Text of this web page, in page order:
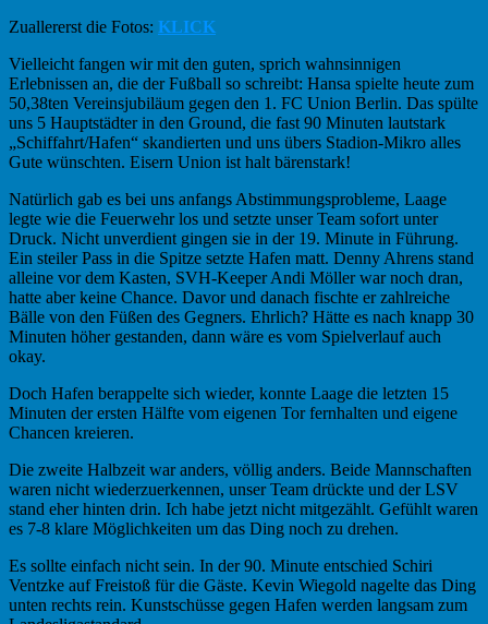
Zuallererst die Fotos: KLICK
Vielleicht fangen wir mit den guten, sprich wahnsinnigen
Erlebnissen an, die der Fußball so schreibt: Hansa spielte heute zum
50,38ten Vereinsjubiläum gegen den 1. FC Union Berlin. Das spülte
uns 5 Hauptstädter in den Ground, die fast 90 Minuten lautstark
„Schiffahrt/Hafen“ skandierten und uns übers Stadion-Mikro alles
Gute wünschten. Eisern Union ist halt bärenstark!
Natürlich gab es bei uns anfangs Abstimmungsprobleme, Laage
legte wie die Feuerwehr los und setzte unser Team sofort unter
Druck. Nicht unverdient gingen sie in der 19. Minute in Führung.
Ein steiler Pass in die Spitze setzte Hafen matt. Denny Ahrens stand
alleine vor dem Kasten, SVH-Keeper Andi Möller war noch dran,
hatte aber keine Chance. Davor und danach fischte er zahlreiche
Bälle von den Füßen des Gegners. Ehrlich? Hätte es nach knapp 30
Minuten höher gestanden, dann wäre es vom Spielverlauf auch
okay.
Doch Hafen berappelte sich wieder, konnte Laage die letzten 15
Minuten der ersten Hälfte vom eigenen Tor fernhalten und eigene
Chancen kreieren.
Die zweite Halbzeit war anders, völlig anders. Beide Mannschaften
waren nicht wiederzuerkennen, unser Team drückte und der LSV
stand eher hinten drin. Ich habe jetzt nicht mitgezählt. Gefühlt waren
es 7-8 klare Möglichkeiten um das Ding noch zu drehen.
Es sollte einfach nicht sein. In der 90. Minute entschied Schiri
Ventzke auf Freistoß für die Gäste. Kevin Wiegold nagelte das Ding
unten rechts rein. Kunstschüsse gegen Hafen werden langsam zum